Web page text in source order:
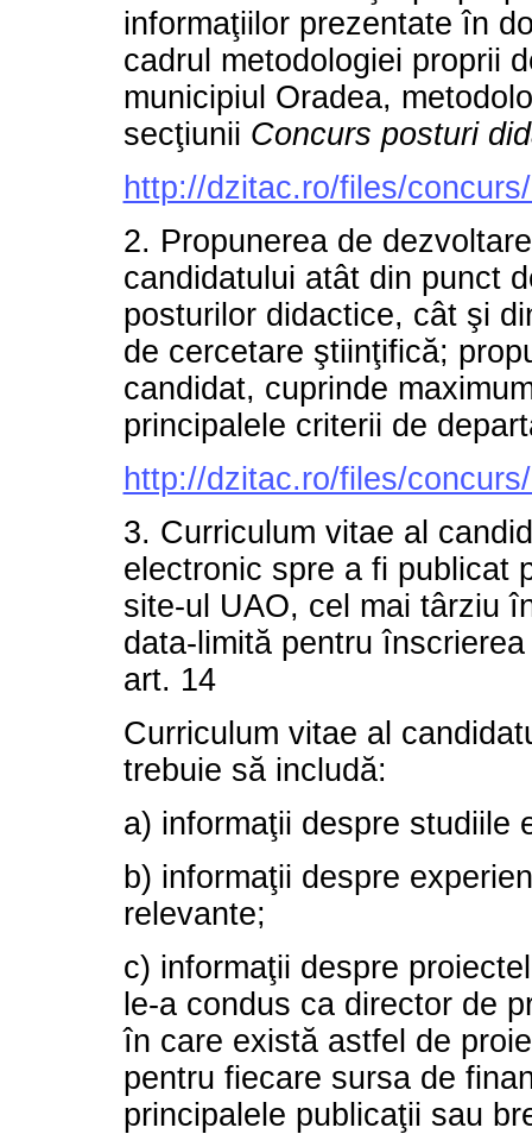
informaţiilor prezentate în
cadrul metodologiei proprii
municipiul Oradea,
secţiunii Concurs posturi
http://dzitac.ro/files/
2. Propunerea de
candidatului atât din punct
posturilor didactice, cât şi
de cercetare ştiinţifică;
candidat, cuprinde
principalele criterii de
http://dzitac.ro/files/
3. Curriculum vitae al
electronic spre a fi publicat
site-ul UAO, cel mai târziu
data-limită pentru
art. 14
Curriculum vitae al
trebuie să includă:
a) informaţii despre studiile
b) informaţii despre
relevante;
c) informaţii despre
le-a condus ca director de
în care există astfel de
pentru fiecare sursa de
principalele publicaţii sau